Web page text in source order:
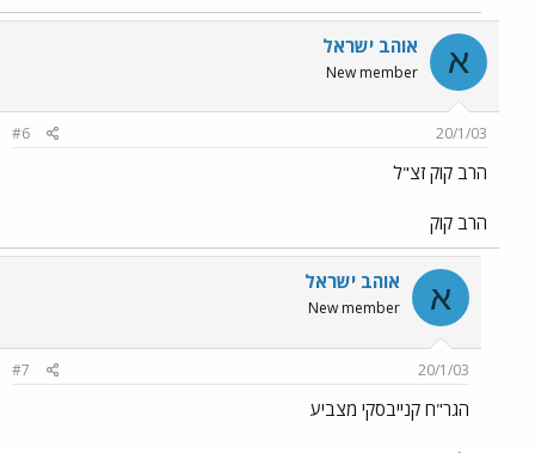
א אוהב ישראל
New member
20/1/03
#6
הרב קוק זצ"ל
הרב קוק
א אוהב ישראל
New member
20/1/03
#7
הגר"ח קנייבסקי מצביע